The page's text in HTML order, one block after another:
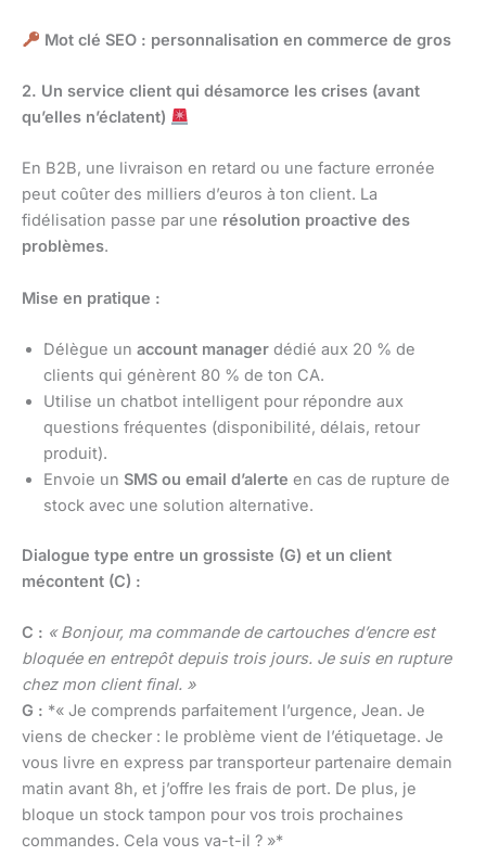
Mot clé SEO : personnalisation en commerce de gros
2. Un service client qui désamorce les crises (avant
qu’elles n’éclatent)
En B2B, une livraison en retard ou une facture erronée
peut coûter des milliers d’euros à ton client. La
fidélisation passe par une résolution proactive des
problèmes.
Mise en pratique :
Délègue un account manager dédié aux 20 % de
clients qui génèrent 80 % de ton CA.
Utilise un chatbot intelligent pour répondre aux
questions fréquentes (disponibilité, délais, retour
produit).
Envoie un SMS ou email d’alerte en cas de rupture de
stock avec une solution alternative.
Dialogue type entre un grossiste (G) et un client
mécontent (C) :
C : « Bonjour, ma commande de cartouches d’encre est
bloquée en entrepôt depuis trois jours. Je suis en rupture
chez mon client final. »
G : *« Je comprends parfaitement l’urgence, Jean. Je
viens de checker : le problème vient de l’étiquetage. Je
vous livre en express par transporteur partenaire demain
matin avant 8h, et j’offre les frais de port. De plus, je
bloque un stock tampon pour vos trois prochaines
commandes. Cela vous va-t-il ? »*